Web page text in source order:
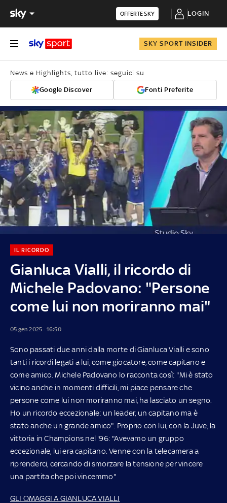
OFFERTE SKY LOGIN
SKY SPORT INSIDER
News e Highlights, tutto live: seguici su
Google Discover Fonti Preferite
Gianluca Vialli, il ricordo di
Michele Padovano: "Persone
come lui non moriranno mai"
IL RICORDO
05 gen 2025 - 16:50
Sono passati due anni dalla morte di Gianluca Vialli e sono
tanti i ricordi legati a lui, come giocatore, come capitano e
come amico. Michele Padovano lo racconta così: "Mi è stato
vicino anche in momenti difficili, mi piace pensare che
persone come lui non moriranno mai, ha lasciato un segno.
Ho un ricordo eccezionale: un leader, un capitano ma è
stato anche un grande amico". Proprio con lui, con la Juve, la
vittoria in Champions nel '96: "Avevamo un gruppo
eccezionale, lui era capitano. Venne con la telecamera a
riprenderci, cercando di smorzare la tensione per vincere
una partita che poi vincemmo"
GLI OMAGGI A GIANLUCA VIALLI